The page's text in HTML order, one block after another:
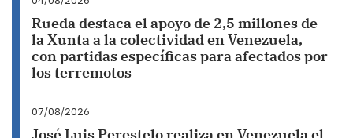
Rueda destaca el apoyo de 2,5 millones de
la Xunta a la colectividad en Venezuela,
con partidas específicas para afectados por
los terremotos
07/08/2026